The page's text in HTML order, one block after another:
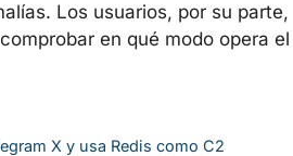
Los usuarios, por su parte,
en qué modo opera el
X y usa Redis como C2